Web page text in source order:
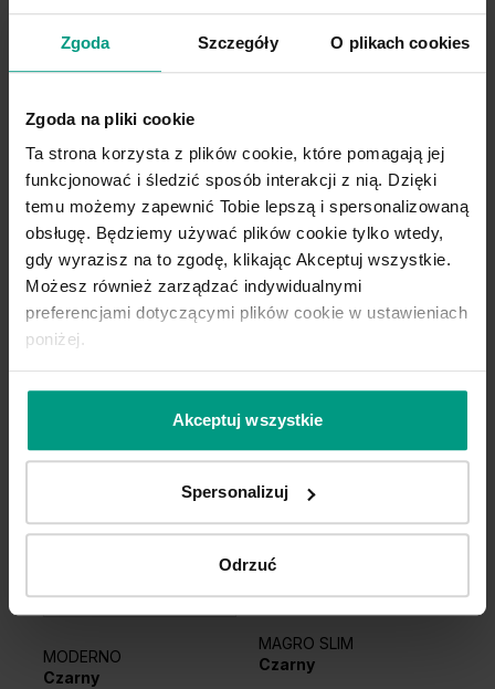
Zgoda Szczegóły O plikach cookies
Zgoda na pliki cookie
Ta strona korzysta z plików cookie, które pomagają jej
funkcjonować i śledzić sposób interakcji z nią. Dzięki
temu możemy zapewnić Tobie lepszą i spersonalizowaną
obsługę. Będziemy używać plików cookie tylko wtedy,
gdy wyrazisz na to zgodę, klikając Akceptuj wszystkie.
Możesz również zarządzać indywidualnymi
preferencjami dotyczącymi plików cookie w ustawieniach
poniżej.
Akceptuj wszystkie
Spersonalizuj
Odrzuć
Kupuj WYGODNIE w komplecie. W
PORTA podpowiadamy najlepsze
rozwiązania do kolekcji, którą
wybierzesz.
DO TEJ KOLEKCJI IDEALNIE PASUJE
Zapytaj o nią w punkcie sprzedaży!
Konfiguruj produkt
MODERNO
Czarny
MAGRO SLIM
Czarny